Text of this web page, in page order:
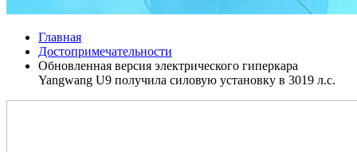
Главная
Достопримечательности
Обновленная версия электрического гиперкара
Yangwang U9 получила силовую установку в 3019 л.с.